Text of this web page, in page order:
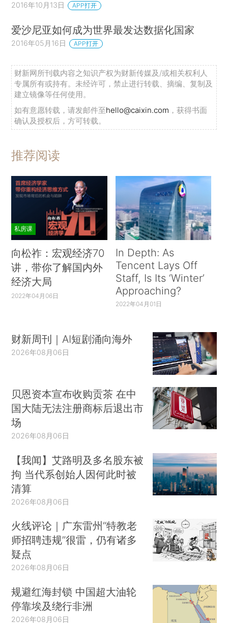
2016年10月13日 APP打开
爱沙尼亚如何成为世界最发达数据化国家
2016年05月16日 APP打开
财新网所刊载内容之知识产权为财新传媒及/或相关权利人
专属所有或持有。未经许可，禁止进行转载、摘编、复制及
建立镜像等任何使用。
如有意愿转载，请发邮件至hello@caixin.com ，获得书面
确认及授权后，方可转载。
推荐阅读
私房课
向松祚：宏观经济70
讲，带你了解国内外
经济大局
2022年04月06日
In Depth: As
Tencent Lays Off
Staff, Is Its ‘Winter’
Approaching?
2022年04月01日
财新周刊｜AI短剧涌向海外
2026年08月06日
贝恩资本宣布收购贡茶 在中
国大陆无法注册商标后退出市
场
2026年08月06日
【我闻】艾路明及多名股东被
拘 当代系创始人因何此时被
清算
2026年08月06日
火线评论｜广东雷州“特教老
师招聘违规”很雷，仍有诸多
疑点
2026年08月06日
规避红海封锁 中国超大油轮
停靠埃及绕行非洲
2026年08月06日